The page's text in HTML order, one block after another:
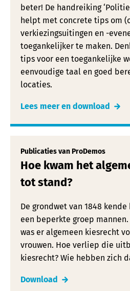
beter! De handreiking
helpt met concrete tips om
verkiezingsuitingen en -
toegankelijker te maken.
tips voor een toegankelijke
eenvoudige taal en goed
locaties.
Lees meer en download
Publicaties van ProDemos
Hoe kwam het
tot stand?
De grondwet van 1848
een beperkte groep mannen.
was er algemeen kiesrecht
vrouwen. Hoe verliep die
kiesrecht? Wie hebben zich
Download